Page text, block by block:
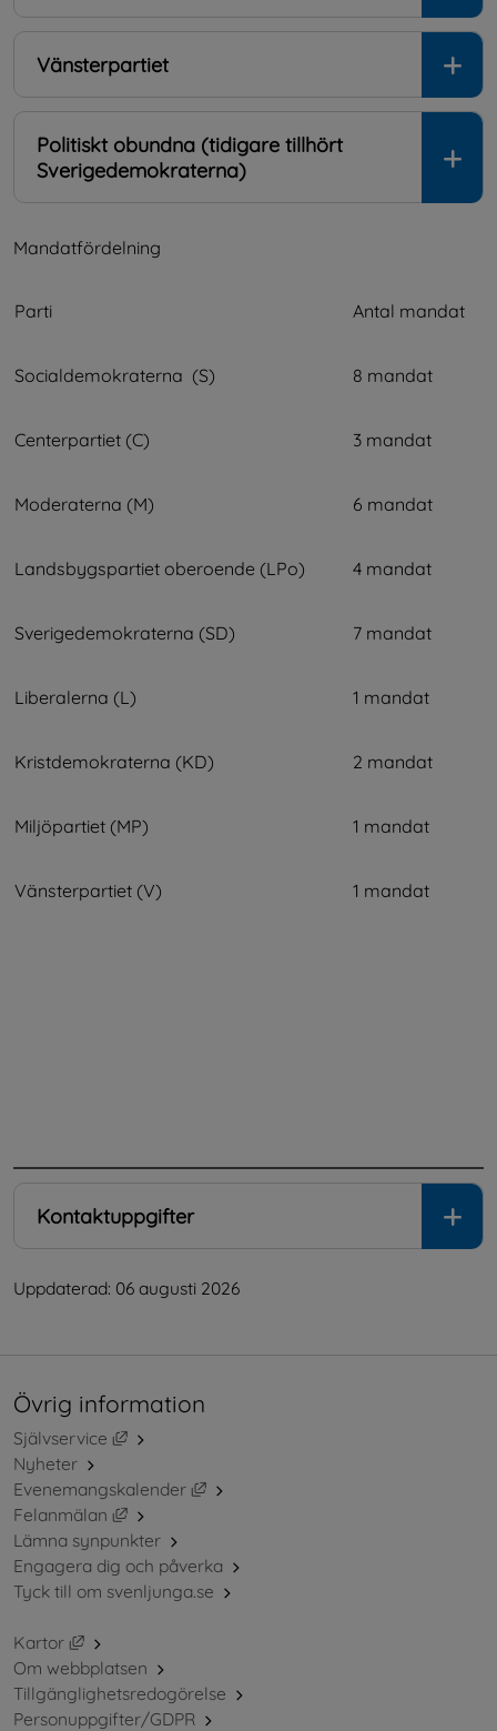
Vänsterpartiet
Politiskt obundna (tidigare tillhört
Sverigedemokraterna)
Mandatfördelning
Parti Antal mandat
Socialdemokraterna  (S) 8 mandat
Centerpartiet (C) 3 mandat
Moderaterna (M) 6 mandat
Landsbygspartiet oberoende (LPo) 4 mandat
Sverigedemokraterna (SD) 7 mandat
Liberalerna (L) 1 mandat
Kristdemokraterna (KD) 2 mandat
Miljöpartiet (MP) 1 mandat
Vänsterpartiet (V) 1 mandat
Kontaktuppgifter
Uppdaterad: 06 augusti 2026
Övrig information
Självservice
Länk till annan webbplats, öppnas i nytt fönster.
Nyheter
Evenemangskalender
Länk till annan webbplats, öppnas i
Felanmälan
Länk till annan webbplats, öppnas i nytt fönster.
Lämna synpunkter
Engagera dig och påverka
Tyck till om svenljunga.se
Kartor
Länk till annan webbplats, öppnas i nytt fönster.
Om webbplatsen
Tillgänglighetsredogörelse
Personuppgifter/GDPR